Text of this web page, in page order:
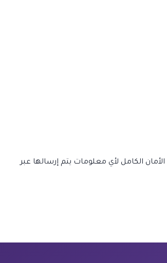
الكامل لأي معلومات يتم إرسالها عبر